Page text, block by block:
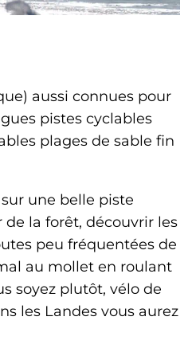
aussi connues pour
pistes cyclables
plages de sable fin
une belle piste
la forêt, découvrir les
peu fréquentées de
au mollet en roulant
soyez plutôt, vélo de
les Landes vous aurez